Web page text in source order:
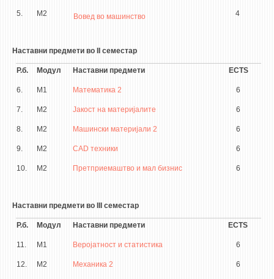
5. М2 Вовед во машинство 4
Наставни предмети во II семестар
Р.б. Модул Наставни предмети ECTS
6. М1 Математика 2 6
7. М2 Јакост на материјалите 6
8. М2 Машински материјали 2 6
9. М2 CAD техники 6
10. М2 Претприемаштво и мал бизнис 6
Наставни предмети во III семестар
Р.б. Модул Наставни предмети ECTS
11. М1 Веројатност и статистика 6
12. М2 Механика 2 6